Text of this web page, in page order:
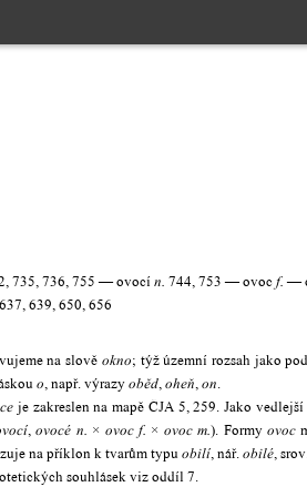
735, 736, 755 — ovocí n. 744, 753 — ovoc f. —
639, 650, 656
na slově okno; týž územní rozsah jako
o, např. výrazy oběd, oheň, on.
je zakreslen na mapě ČJA 5, 259. Jako
,ovocé n. × ovoc f. × ovoc m.). Formyovoc
na příklon k tvarům typu obilí, nář. obilé,
souhlásek viz oddíl 7.